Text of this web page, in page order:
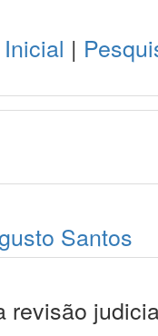
|
Santos
revisão